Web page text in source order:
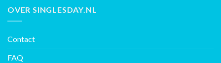
OVER SINGLESDAY.NL
Contact
FAQ